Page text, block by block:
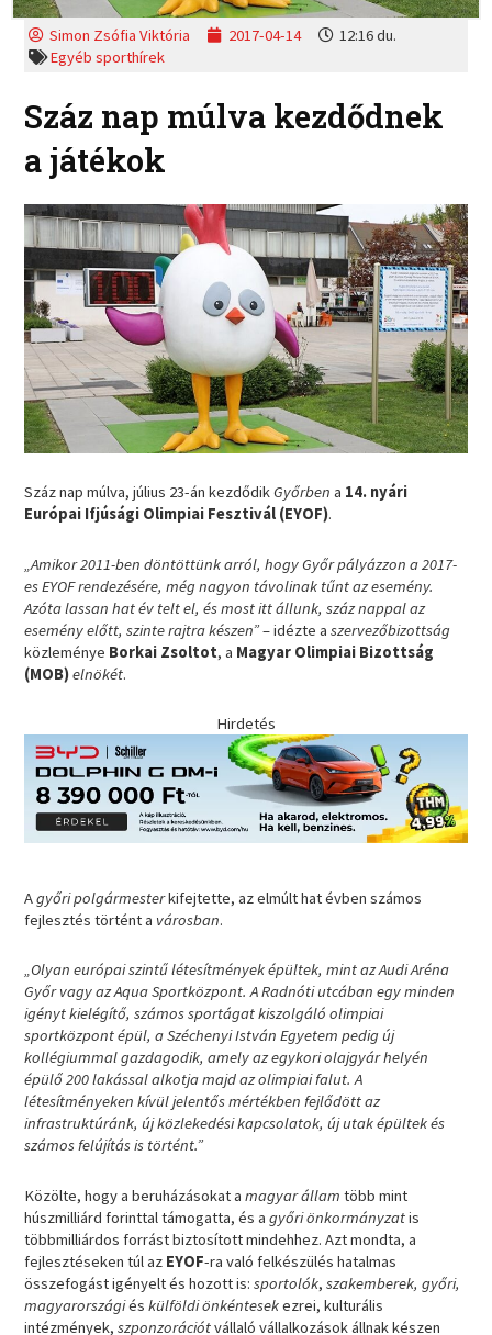
Simon Zsófia Viktória 2017-04-14
12:16 du.
Egyéb sporthírek
Száz nap múlva kezdődnek
a játékok
Száz nap múlva, július 23-án kezdődikGyőrben a 14. nyári
Európai Ifjúsági Olimpiai Fesztivál (EYOF).
„Amikor 2011-ben döntöttünk arról, hogy Győr pályázzon a 2017-
es EYOF rendezésére, még nagyon távolinak tűnt az esemény.
Azóta lassan hat év telt el, és most itt állunk, száz nappal az
esemény előtt, szinte rajtra készen”– idézte aszervezőbizottság
közleménye Borkai Zsoltot, a Magyar Olimpiai Bizottság
(MOB)elnökét.
Hirdetés
Agyőri polgármesterkifejtette, az elmúlt hat évben számos
fejlesztés történt a városban.
„Olyan európai szintű létesítmények épültek, mint az Audi Aréna
Győr vagy az Aqua Sportközpont. A Radnóti utcában egy minden
igényt kielégítő, számos sportágat kiszolgáló olimpiai
sportközpont épül, a Széchenyi István Egyetem pedig új
kollégiummal gazdagodik, amely az egykori olajgyár helyén
épülő 200 lakással alkotja majd az olimpiai falut. A
létesítményeken kívül jelentős mértékben fejlődött az
infrastruktúránk, új közlekedési kapcsolatok, új utak épültek és
számos felújítás is történt.”
Közölte, hogy a beruházásokat amagyar állam több mint
húszmilliárd forinttal támogatta, és agyőri önkormányzatis
többmilliárdos forrást biztosított mindehhez. Azt mondta, a
fejlesztéseken túl az EYOF-ra való felkészülés hatalmas
összefogást igényelt és hozott is:sportolók,szakemberek, győri,
magyarországiéskülföldi önkéntesekezrei, kulturális
intézmények,szponzorációtvállaló vállalkozások állnak készen